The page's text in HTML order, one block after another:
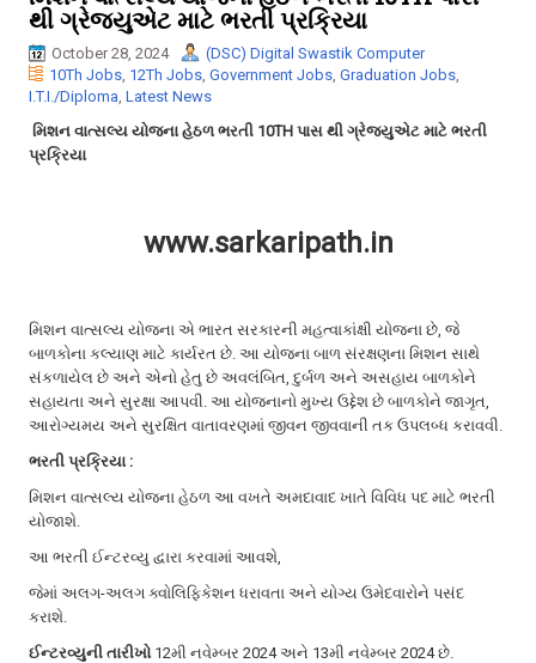
e
n
a
v
a
થી ગ્રેજયુએટ માટે ભરતી પ્રક્રિયા
October 28, 2024
(DSC) Digital Swastik Computer
10Th Jobs, 12Th Jobs, Government Jobs, Graduation Jobs,
I.T.I./Diploma, Latest News
મિશન વાત્સલ્ય યોજના હેઠળ ભરતી 10TH પાસ થી ગ્રેજયુએટ માટે ભરતી
પ્રક્રિયા
www.sarkaripath.in
મિશન વાત્સલ્ય યોજના એ ભારત સરકારની મહત્વાકાંક્ષી યોજના છે, જે
બાળકોના કલ્યાણ માટે કાર્યરત છે. આ યોજના બાળ સંરક્ષણના મિશન સાથે
સંકળાયેલ છે અને એનો હેતુ છે અવલંબિત, દુર્બળ અને અસહાય બાળકોને
સહાયતા અને સુરક્ષા આપવી. આ યોજનાનો મુખ્ય ઉદ્દેશ છે બાળકોને જાગૃત,
આરોગ્યમય અને સુરક્ષિત વાતાવરણમાં જીવન જીવવાની તક ઉપલબ્ધ કરાવવી.
ભરતી પ્રક્રિયા :
મિશન વાત્સલ્ય યોજના હેઠળ આ વખતે અમદાવાદ ખાતે વિવિધ પદ માટે ભરતી
યોજાશે.
આ ભરતી ઈન્ટરવ્યુ દ્વારા કરવામાં આવશે,
જેમાં અલગ-અલગ ક્વોલિફિકેશન ધરાવતા અને યોગ્ય ઉમેદવારોને પસંદ
કરાશે.
ઈન્ટરવ્યુની તારીખો 12મી નવેમ્બર 2024 અને 13મી નવેમ્બર 2024 છે.